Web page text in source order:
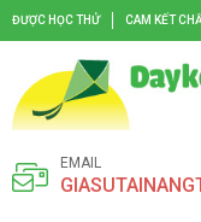
ĐƯỢC HỌC THỬ CAM KẾT
EMAIL